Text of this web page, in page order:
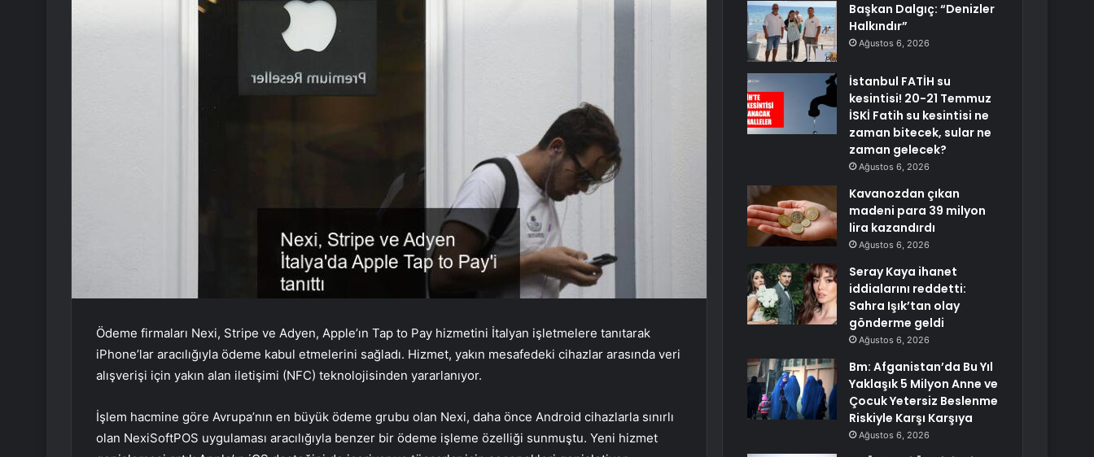
Ödeme firmaları Nexi, Stripe ve Adyen, Apple’ın Tap to Pay hizmetini İtalyan işletmelere tanıtarak
iPhone’lar aracılığıyla ödeme kabul etmelerini sağladı. Hizmet, yakın mesafedeki cihazlar arasında veri
alışverişi için yakın alan iletişimi (NFC) teknolojisinden yararlanıyor.
İşlem hacmine göre Avrupa’nın en büyük ödeme grubu olan Nexi, daha önce Android cihazlarla sınırlı
olan NexiSoftPOS uygulaması aracılığıyla benzer bir ödeme işleme özelliği sunmuştu. Yeni hizmet
Başkan Dalgıç: “Denizler
Halkındır”
Ağustos 6, 2026
İstanbul FATİH su
kesintisi! 20-21 Temmuz
İSKİ Fatih su kesintisi ne
zaman bitecek, sular ne
zaman gelecek?
Ağustos 6, 2026
Kavanozdan çıkan
madeni para 39 milyon
lira kazandırdı
Ağustos 6, 2026
Seray Kaya ihanet
iddialarını reddetti:
Sahra Işık’tan olay
gönderme geldi
Ağustos 6, 2026
Bm: Afganistan’da Bu Yıl
Yaklaşık 5 Milyon Anne ve
Çocuk Yetersiz Beslenme
Riskiyle Karşı Karşıya
Ağustos 6, 2026